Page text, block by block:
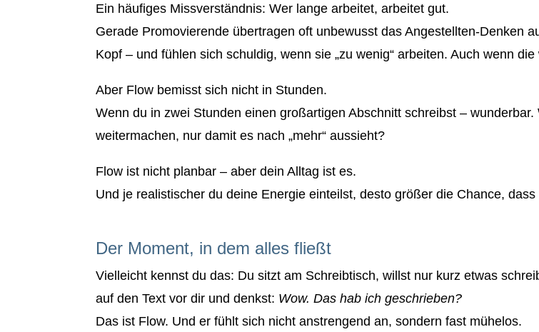
Ein häufiges Missverständnis: Wer lange arbeitet, arbeitet gut.
Gerade Promovierende übertragen oft unbewusst das Angestellten-Denken
Kopf – und fühlen sich schuldig, wenn sie „zu wenig“ arbeiten. Auch wenn
Aber Flow bemisst sich nicht in Stunden.
Wenn du in zwei Stunden einen großartigen Abschnitt schreibst –
weitermachen, nur damit es nach „mehr“ aussieht?
Flow ist nicht planbar – aber dein Alltag ist es.
Und je realistischer du deine Energie einteilst, desto größer die Chance,
Der Moment, in dem alles fließt
Vielleicht kennst du das: Du sitzt am Schreibtisch, willst nur kurz etwas
auf den Text vor dir und denkst: Wow. Das hab ich geschrieben?
Das ist Flow. Und er fühlt sich nicht anstrengend an, sondern fast mühelos.